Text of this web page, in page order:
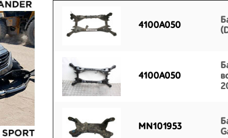
4100A050
4100A050
MN101953